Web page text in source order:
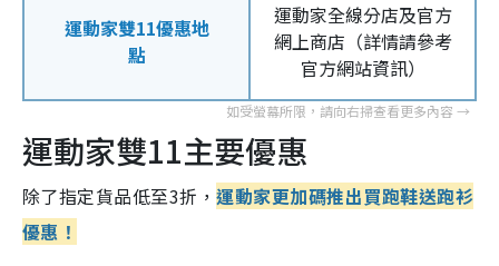
運動家雙11優惠地
點
運動家全線分店及官方
網上商店（詳情請參考
官方網站資訊）
運動家雙11主要優惠
除了指定貨品低至3折，運動家更加碼推出買跑鞋送跑衫
優惠！